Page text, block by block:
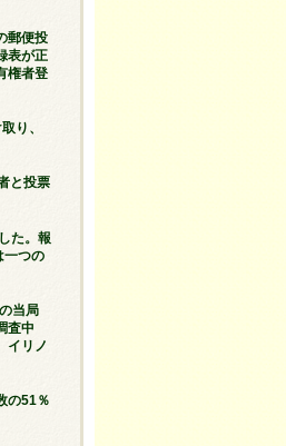
郵便投
表が正
権者登
り、
と投票
た。報
一つの
当局
査中
イリノ
の51％